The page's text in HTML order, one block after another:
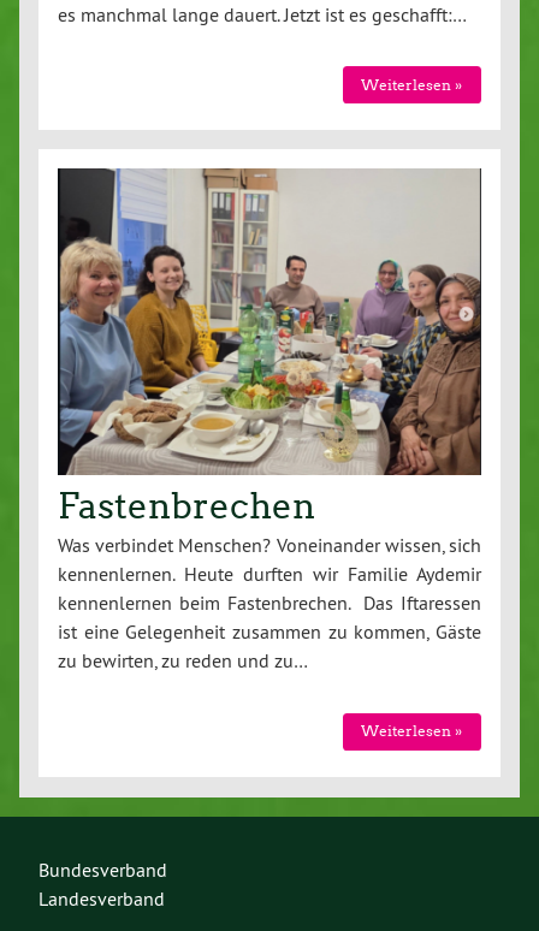
es manchmal lange dauert. Jetzt ist es geschafft:…
Weiterlesen »
Fastenbrechen
Was verbindet Menschen? Voneinander wissen, sich
kennenlernen. Heute durften wir Familie Aydemir
kennenlernen beim Fastenbrechen. Das Iftaressen
ist eine Gelegenheit zusammen zu kommen, Gäste
zu bewirten, zu reden und zu…
Weiterlesen »
Bundesverband
Landesverband